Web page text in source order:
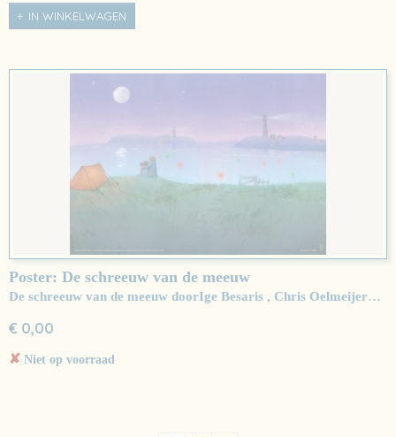
IN WINKELWAGEN
Poster: De schreeuw van de meeuw
De schreeuw van de meeuw doorIge Besaris , Chris Oelmeijer…
€ 0,00
✘ Niet op voorraad